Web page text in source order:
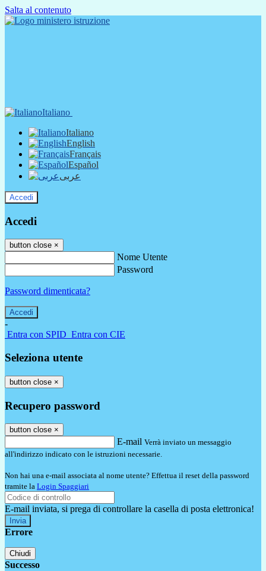
Salta al contenuto
Italiano
Italiano
English
Français
Español
عربى
Accedi
Accedi
button close ×
Nome Utente
Password
Password dimenticata?
-
Entra con SPID Entra con CIE
Seleziona utente
button close ×
Recupero password
button close ×
E-mail Verrà inviato un messaggio
all'indirizzo indicato con le istruzioni necessarie.
Non hai una e-mail associata al nome utente? Effettua il reset della password
tramite la Login Spaggiari
E-mail inviata, si prega di controllare la casella di posta elettronica!
Errore
Chiudi
Successo